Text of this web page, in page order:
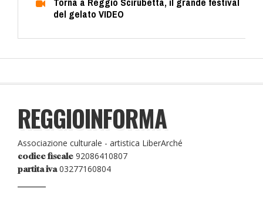
del gelato VIDEO
REGGIOINFORMA
Associazione culturale - artistica LiberArché
codice fiscale 92086410807
partita iva03277160804